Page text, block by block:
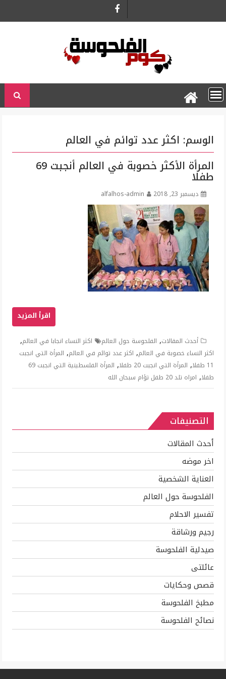
الوسم: اكثر عدد توائم في العالم
المرأة الأكثر خصوبة في العالم أنجبت 69
طفلا
ديسمبر 23, 2018 alfalhos-admin
أحدث المقالات, الفلحوسة حول العالم اكثر النساء انجابا في العالم,
اكثر النساء خصوبة في العالم, اكثر عدد توائم في العالم, المرأة التي انجبت
11 طفلا
, المرأة التي انجبت 20 طفلا ,
المرأة الفلسطينية التي انجبت 69
طفلا, امراه تلد 20 طفل تؤام سبحان الله
التصنيفات
أحدث المقالات
اخر موضه
العناية الشخصية
الفلحوسة حول العالم
تفسير الاحلام
رجيم ورشاقة
صيدلية الفلحوسة
عائلتى
قصص وحكايات
مطبخ الفلحوسة
نصائح الفلحوسة